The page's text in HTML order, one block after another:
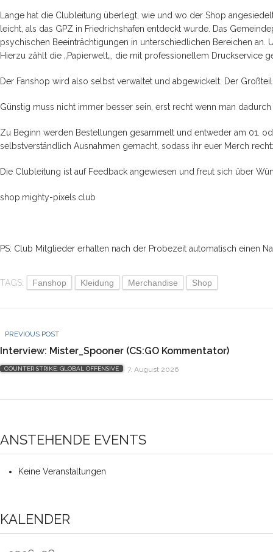
Lange hat die Clubleitung überlegt, wie und wo der Shop
leicht, als das GPZ in Friedrichshafen entdeckt wurde. Das
psychischen Beeinträchtigungen in unterschiedlichen Bereichen
Hierzu zählt die „Papierwelt„, die mit professionellem Druckservice
Der Fanshop wird also selbst verwaltet und abgewickelt. Der
Günstig muss nicht immer besser sein, erst recht wenn man
Zu Beginn werden Bestellungen gesammelt und entweder am 01.
selbstverständlich Ausnahmen gemacht, sodass ihr euer Merch
Die Clubleitung ist auf Feedback angewiesen und freut sich über
shop.mighty-pixels.club
PS: Club Mitglieder erhalten nach der Probezeit automatisch einen
TAGS: Fanshop Kleidung Merchandise Shop
PREVIOUS POST
Interview: Mister_Spooner (CS:GO Kommentator)
COUNTER STRIKE: GLOBAL OFFENSIVE 7. August 2026
ANSTEHENDE EVENTS
Keine Veranstaltungen
KALENDER